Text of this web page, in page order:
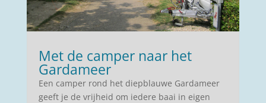
Met de camper naar het
Gardameer
Een camper rond het diepblauwe Gardameer
geeft je de vrijheid om iedere baai in eigen